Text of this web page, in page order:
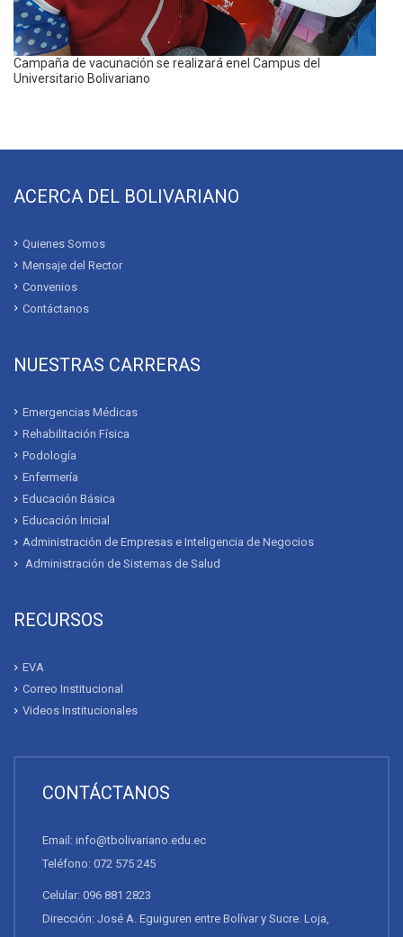
Campaña de vacunación se realizará enel Campus del
Universitario Bolivariano
ACERCA DEL BOLIVARIANO
Quienes Somos
Mensaje del Rector
Convenios
Contáctanos
NUESTRAS CARRERAS
Emergencias Médicas
Rehabilitación Física
Podología
Enfermería
Educación Básica
Educación Inicial
Administración de Empresas e Inteligencia de Negocios
Administración de Sistemas de Salud
RECURSOS
EVA
Correo Institucional
Videos Institucionales
CONTÁCTANOS
Email: info@tbolivariano.edu.ec
Teléfono: 072 575 245
Celular: 096 881 2823
Dirección: José A. Eguiguren entre Bolívar y Sucre. Loja,